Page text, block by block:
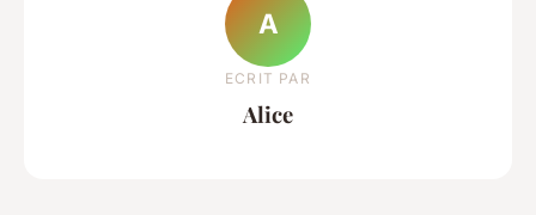
A
ECRIT PAR
Alice